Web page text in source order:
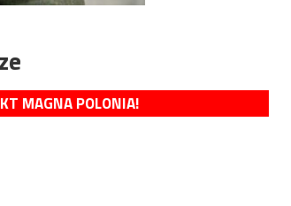
MAGNA POLONIA!